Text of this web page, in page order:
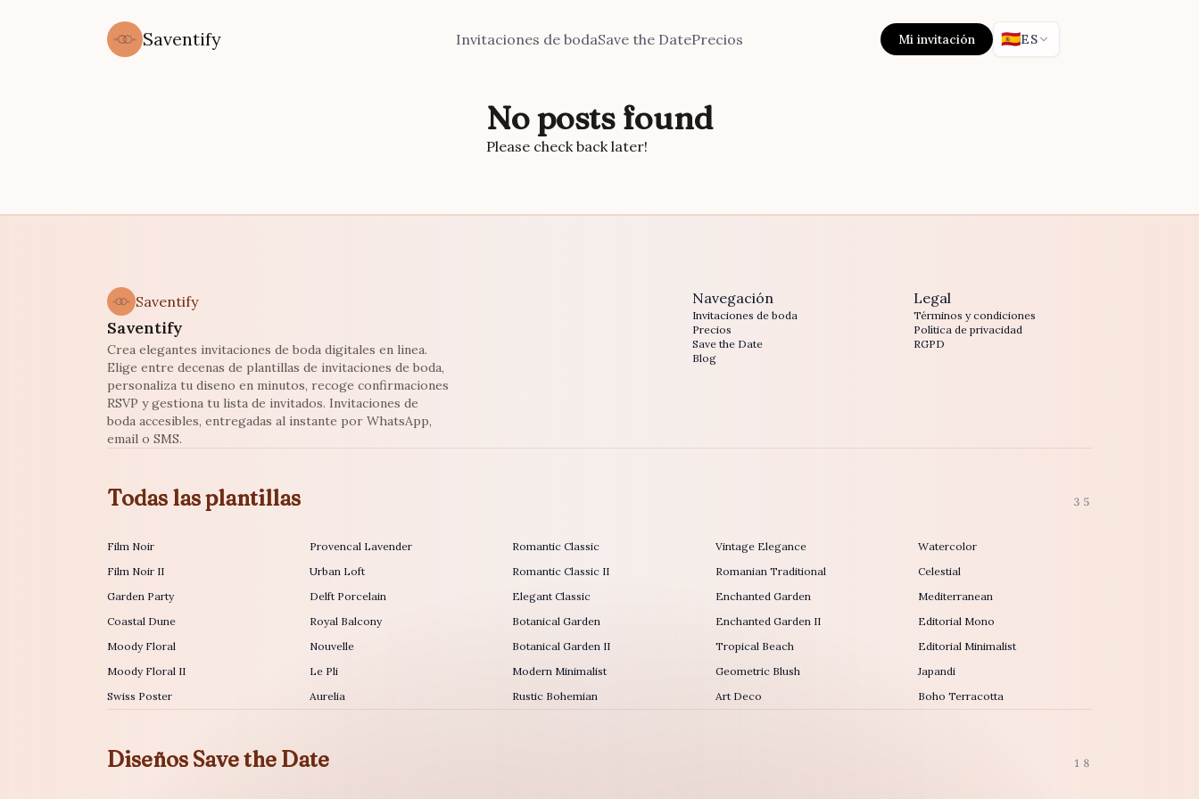
Saventify Invitaciones de bodaSave the DatePrecios Mi invitación 🇪🇸ES
No posts found
Please check back later!
Saventify
Saventify
Crea elegantes invitaciones de boda digitales en linea.
Elige entre decenas de plantillas de invitaciones de boda,
personaliza tu diseno en minutos, recoge confirmaciones
RSVP y gestiona tu lista de invitados. Invitaciones de
boda accesibles, entregadas al instante por WhatsApp,
email o SMS.
Navegación
Invitaciones de boda
Precios
Save the Date
Blog
Legal
Términos y condiciones
Política de privacidad
RGPD
Todas las plantillas 35
Film Noir
Film Noir II
Garden Party
Coastal Dune
Moody Floral
Moody Floral II
Swiss Poster
Provencal Lavender
Urban Loft
Delft Porcelain
Royal Balcony
Nouvelle
Le Pli
Aurelia
Romantic Classic
Romantic Classic II
Elegant Classic
Botanical Garden
Botanical Garden II
Modern Minimalist
Rustic Bohemian
Vintage Elegance
Romanian Traditional
Enchanted Garden
Enchanted Garden II
Tropical Beach
Geometric Blush
Art Deco
Watercolor
Celestial
Mediterranean
Editorial Mono
Editorial Minimalist
Japandi
Boho Terracotta
Diseños Save the Date 18